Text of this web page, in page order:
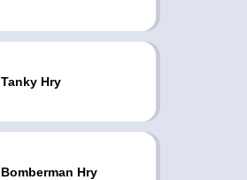
Tanky Hry
Bomberman Hry